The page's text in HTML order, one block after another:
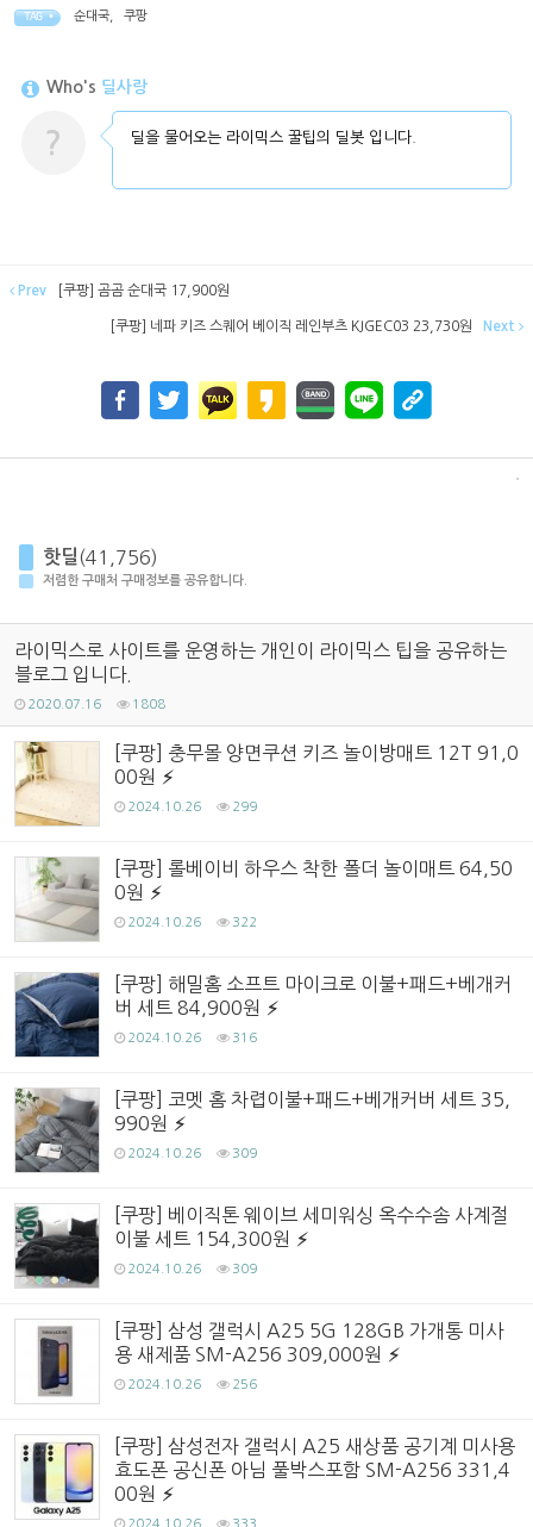
TAG • 순대국 쿠팡
Who's 딜사랑
? 딜을 물어오는 라이믹스 꿀팁의 딜봇 입니다.
Prev [쿠팡] 곰곰 순대국 17,900원
[쿠팡] 네파 키즈 스퀘어 베이직 레인부츠 KJGEC03 23,730원 Next
핫딜 (41,756)
저렴한 구매처 구매정보를 공유합니다.
라이믹스로 사이트를 운영하는 개인이 라이믹스 팁을 공유하는
블로그 입니다.
2020.07.16 1808
[쿠팡] 충무몰 양면쿠션 키즈 놀이방매트 12T 91,0
00원
2024.10.26 299
[쿠팡] 롤베이비 하우스 착한 폴더 놀이매트 64,50
0원
2024.10.26 322
[쿠팡] 해밀홈 소프트 마이크로 이불+패드+베개커
버 세트 84,900원
2024.10.26 316
[쿠팡] 코멧 홈 차렵이불+패드+베개커버 세트 35,
990원
2024.10.26 309
[쿠팡] 베이직톤 웨이브 세미워싱 옥수수솜 사계절
이불 세트 154,300원
2024.10.26 309
[쿠팡] 삼성 갤럭시 A25 5G 128GB 가개통 미사
용 새제품 SM-A256 309,000원
2024.10.26 256
[쿠팡] 삼성전자 갤럭시 A25 새상품 공기계 미사용
효도폰 공신폰 아님 풀박스포함 SM-A256 331,4
00원
2024.10.26 333